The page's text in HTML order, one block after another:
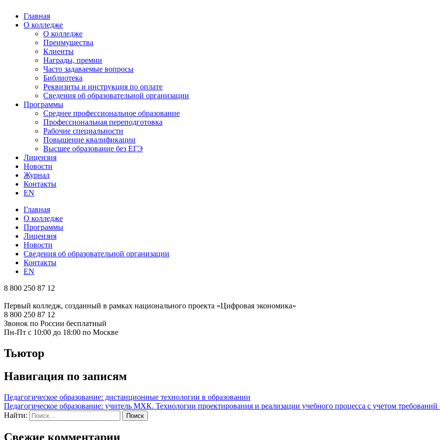
Главная
О колледже
О колледже
Преимущества
Клиенты
Награды, премии
Часто задаваемые вопросы
Библиотека
Реквизиты и инструкция по оплате
Сведения об образовательной организации
Программы
Среднее профессиональное образование
Профессиональная переподготовка
Рабочие специальности
Повышение квалификации
Высшее образование без ЕГЭ
Лицензия
Новости
Журнал
Контакты
EN
Главная
О колледже
Программы
Лицензия
Новости
Сведения об образовательной организации
Контакты
EN
8 800 250 87 12
Первый колледж, созданный в рамках национального проекта «Цифровая экономика»
8 800 250 87 12
Звонок по России бесплатный
Пн-Пт с 10:00 до 18:00 по Москве
Тьютор
Навигация по записям
Педагогическое образование: дистанционные технологии в образовании
Педагогическое образование: учитель МХК. Технологии проектирования и реализации учебного процесса с учетом
Найти:
Свежие комментарии